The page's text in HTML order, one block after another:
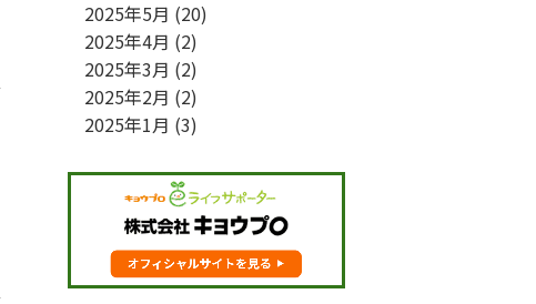
2025年5月 (20)
2025年4月 (2)
2025年3月 (2)
2025年2月 (2)
2025年1月 (3)